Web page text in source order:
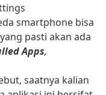
smartphone bisa
pasti akan ada
Apps,
saatnya kalian